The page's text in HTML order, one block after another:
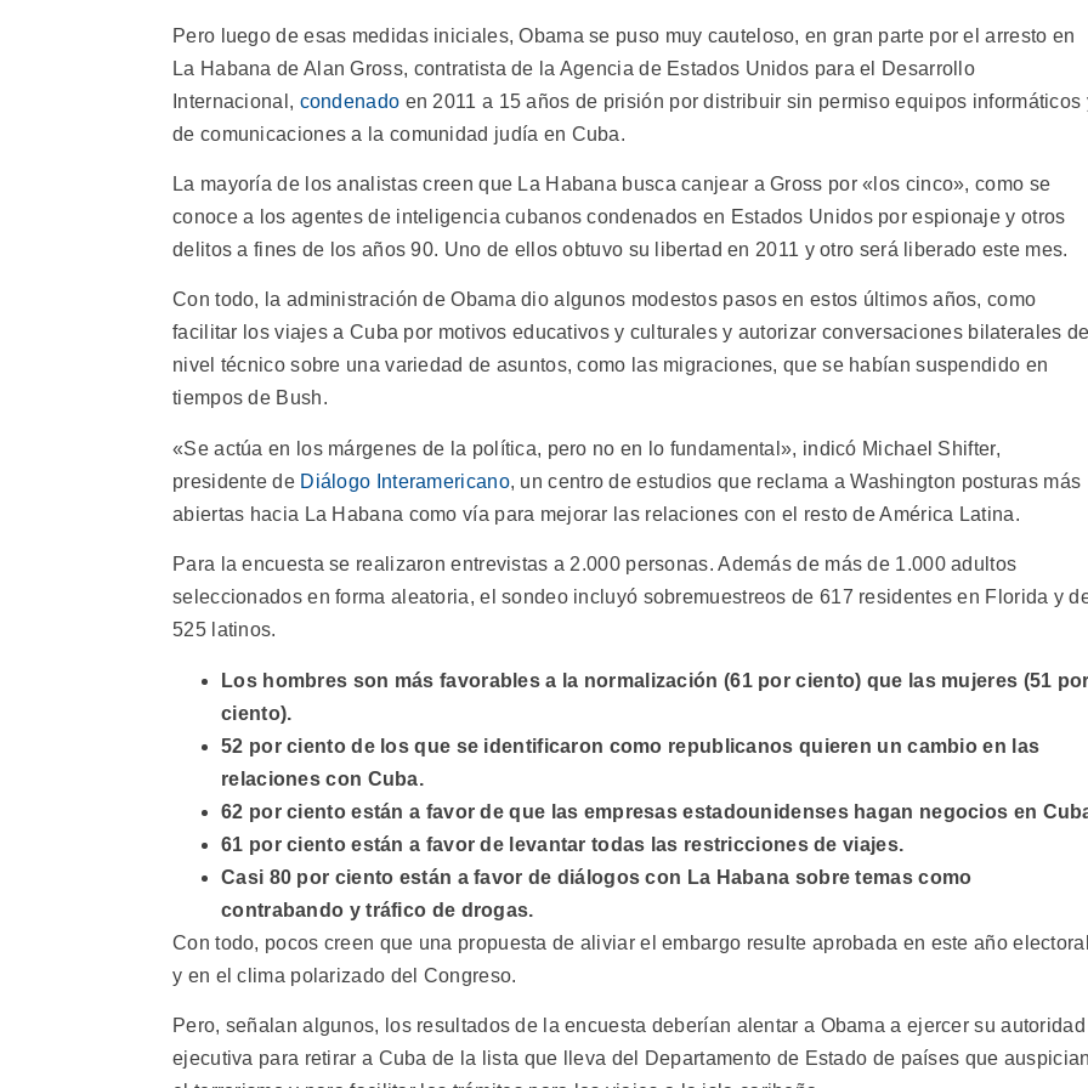
Pero luego de esas medidas iniciales, Obama se puso muy cauteloso, en gran parte por el arresto en
La Habana de Alan Gross, contratista de la Agencia de Estados Unidos para el Desarrollo
Internacional, condenado en 2011 a 15 años de prisión por distribuir sin permiso equipos informáticos
de comunicaciones a la comunidad judía en Cuba.
La mayoría de los analistas creen que La Habana busca canjear a Gross por «los cinco», como se
conoce a los agentes de inteligencia cubanos condenados en Estados Unidos por espionaje y otros
delitos a fines de los años 90. Uno de ellos obtuvo su libertad en 2011 y otro será liberado este mes.
Con todo, la administración de Obama dio algunos modestos pasos en estos últimos años, como
facilitar los viajes a Cuba por motivos educativos y culturales y autorizar conversaciones bilaterales
nivel técnico sobre una variedad de asuntos, como las migraciones, que se habían suspendido en
tiempos de Bush.
«Se actúa en los márgenes de la política, pero no en lo fundamental», indicó Michael Shifter,
presidente de Diálogo Interamericano, un centro de estudios que reclama a Washington posturas más
abiertas hacia La Habana como vía para mejorar las relaciones con el resto de América Latina.
Para la encuesta se realizaron entrevistas a 2.000 personas. Además de más de 1.000 adultos
seleccionados en forma aleatoria, el sondeo incluyó sobremuestreos de 617 residentes en Florida y
525 latinos.
Los hombres son más favorables a la normalización (61 por ciento) que las mujeres (51
ciento).
52 por ciento de los que se identificaron como republicanos quieren un cambio en las
relaciones con Cuba.
62 por ciento están a favor de que las empresas estadounidenses hagan negocios en
61 por ciento están a favor de levantar todas las restricciones de viajes.
Casi 80 por ciento están a favor de diálogos con La Habana sobre temas como
contrabando y tráfico de drogas.
Con todo, pocos creen que una propuesta de aliviar el embargo resulte aprobada en este año
y en el clima polarizado del Congreso.
Pero, señalan algunos, los resultados de la encuesta deberían alentar a Obama a ejercer su autoridad
ejecutiva para retirar a Cuba de la lista que lleva del Departamento de Estado de países que